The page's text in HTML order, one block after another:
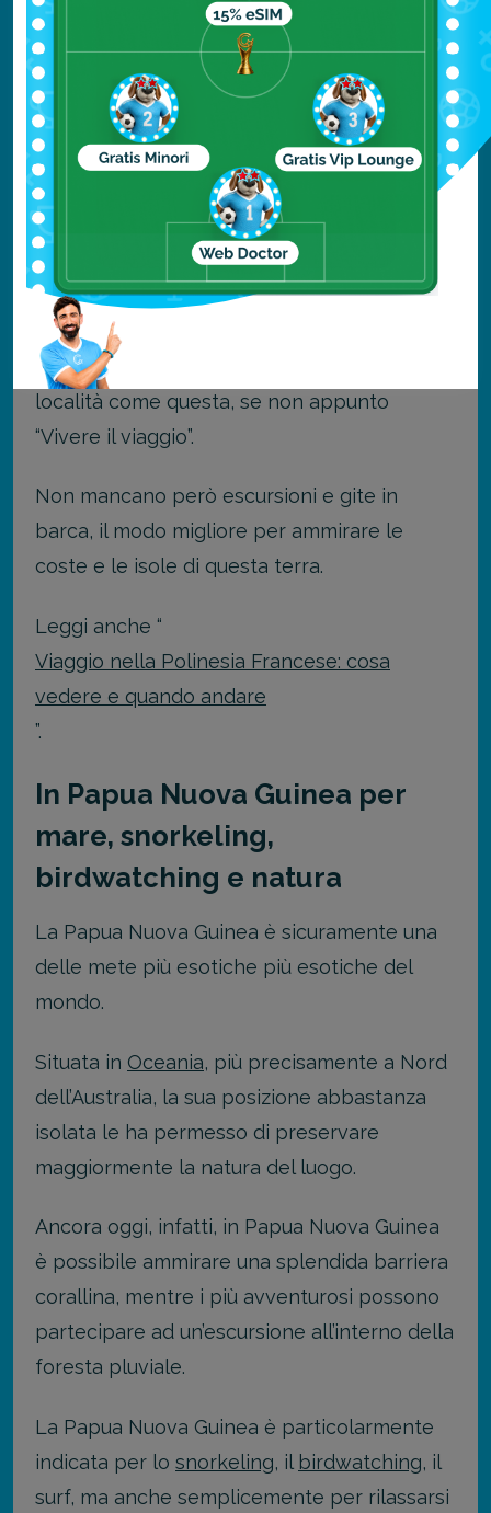
della Polinesia Francese.
Qui, dove splende il sole praticamente tutto
l’anno, giugno è uno dei mesi con le migliori
condizioni climatiche.
Le località più famose della Polinesia
Francese sono Bora-Bora e Tahiti, ideali per
prendere il sole, rilassarsi e fare il bagno
nell’acqua cristallina.
Come avrai capito, c’è poco da fare in una
località come questa, se non appunto
“Vivere il viaggio”.
Non mancano però escursioni e gite in
barca, il modo migliore per ammirare le
coste e le isole di questa terra.
Leggi anche “
Viaggio nella Polinesia Francese: cosa
vedere e quando andare
”.
In Papua Nuova Guinea per
mare, snorkeling,
birdwatching e natura
La Papua Nuova Guinea è sicuramente una
delle mete più esotiche più esotiche del
mondo.
Situata in Oceania, più precisamente a Nord
dell’Australia, la sua posizione abbastanza
isolata le ha permesso di preservare
maggiormente la natura del luogo.
Ancora oggi, infatti, in Papua Nuova Guinea
è possibile ammirare una splendida barriera
corallina, mentre i più avventurosi possono
partecipare ad un’escursione all’interno della
foresta pluviale.
La Papua Nuova Guinea è particolarmente
indicata per lo snorkeling, il birdwatching, il
surf, ma anche semplicemente per rilassarsi